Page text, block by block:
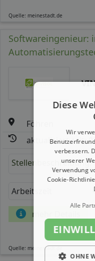
Quelle: meinestadt.de
Softwareingenieur:
Föhren
aktualisiert seit:
Stellenbeschreibung:
Arbeitszeit
mehr Details
Quelle: meinestadt.de
Diese
Wir
verbessern.
unserer
Verwendung
Cookie-
Alle
OHNE